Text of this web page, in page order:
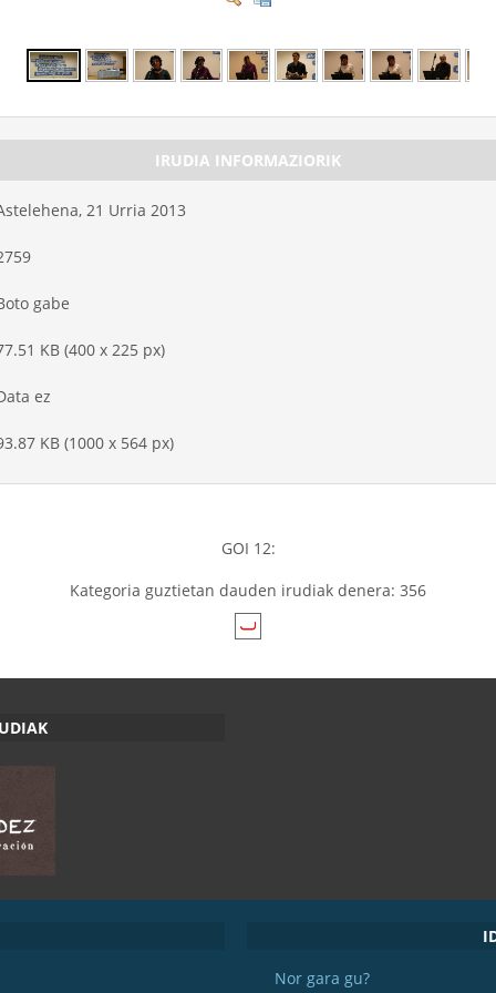
IRUDIA INFORMAZIORIK
21 Urria 2013
gabe
KB (400 x 225 px)
ez
KB (1000 x 564 px)
GOI 12:
Kategoria guztietan dauden irudiak denera: 356
Nor gara gu?